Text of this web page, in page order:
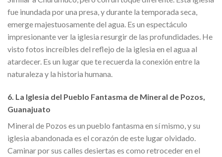
fue inundada por una presa, y durante la temporada seca,
emerge majestuosamente del agua. Es un espectáculo
impresionante ver la iglesia resurgir de las profundidades. He
visto fotos increíbles del reflejo de la iglesia en el agua al
atardecer. Es un lugar que te recuerda la conexión entre la
naturaleza y la historia humana.
6. La Iglesia del Pueblo Fantasma de Mineral de Pozos,
Guanajuato
Mineral de Pozos es un pueblo fantasma en sí mismo, y su
iglesia abandonada es el corazón de este lugar olvidado.
Caminar por sus calles desiertas es como retroceder en el